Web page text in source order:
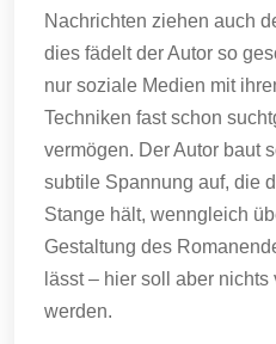
Nachrichten ziehen auch
dies fädelt der Autor so
nur soziale Medien mit
Techniken fast schon
vermögen. Der Autor baut
subtile Spannung auf, die
Stange hält, wenngleich
Gestaltung des
lässt – hier soll aber
werden.